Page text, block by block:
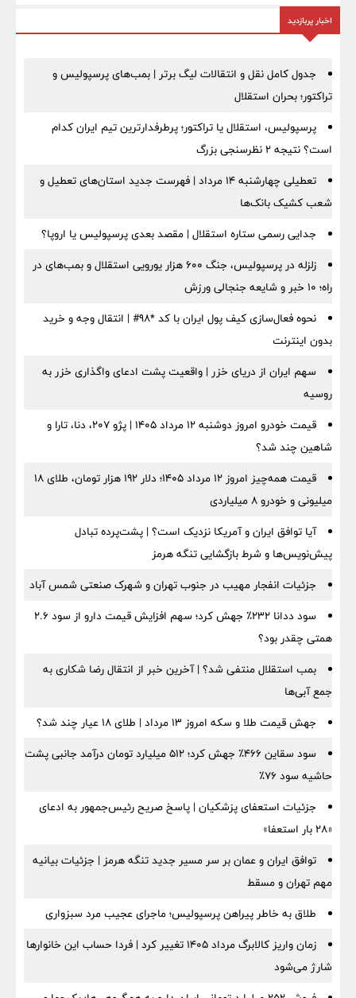
اخبار پربازدید
جدول کامل نقل و انتقالات لیگ برتر | بمب‌های پرسپولیس و
تراکتور؛ بحران استقلال
پرسپولیس، استقلال یا تراکتور؛ پرطرفدارترین تیم ایران کدام
است؟ نتیجه ۲ نظرسنجی بزرگ
تعطیلی چهارشنبه ۱۴ مرداد | فهرست جدید استان‌های تعطیل و
شعب کشیک بانک‌ها
جدایی رسمی ستاره استقلال | مقصد بعدی پرسپولیس یا اروپا؟
زلزله در پرسپولیس، جنگ ۶۰۰ هزار یورویی استقلال و بمب‌های در
راه؛ ۱۰ خبر و شایعه جنجالی ورزش
نحوه فعال‌سازی کیف پول ایران با کد *98# | انتقال وجه و خرید
بدون اینترنت
سهم ایران از دریای خزر | واقعیت پشت ادعای واگذاری خزر به
روسیه
قیمت خودرو امروز دوشنبه ۱۲ مرداد ۱۴۰۵ | پژو ۲۰۷، دنا، تارا و
شاهین چند شد؟
قیمت همه‌چیز امروز ۱۲ مرداد ۱۴۰۵؛ دلار ۱۹۲ هزار تومان، طلای ۱۸
میلیونی و خودرو ۸ میلیاردی
آیا توافق ایران و آمریکا نزدیک است؟ | پشت‌پرده تبادل
پیش‌نویس‌ها و شرط بازگشایی تنگه هرمز
جزئیات انفجار مهیب در جنوب تهران و شهرک صنعتی شمس آباد
سود ددانا ۲۳۲٪ جهش کرد؛ سهم افزایش قیمت دارو از سود ۲.۶
همتی چقدر بود؟
بمب استقلال منتفی شد؟ | آخرین خبر از انتقال رضا شکاری به
جمع آبی‌ها
جهش قیمت طلا و سکه امروز ۱۳ مرداد | طلای ۱۸ عیار چند شد؟
سود سقاین ۴۶۶٪ جهش کرد؛ ۵۱۲ میلیارد تومان درآمد جانبی پشت
حاشیه سود ۷۶٪
جزئیات استعفای پزشکیان | پاسخ صریح رئیس‌جمهور به ادعای
«۲۸ بار استعفا»
توافق ایران و عمان بر سر مسیر جدید تنگه هرمز | جزئیات بیانیه
مهم تهران و مسقط
طلاق به خاطر پیراهن پرسپولیس؛ ماجرای عجیب مرد سبزواری
زمان واریز کالابرگ مرداد ۱۴۰۵ تغییر کرد | فردا حساب این خانوارها
شارژ می‌شود